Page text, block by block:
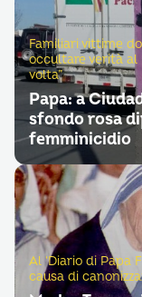
Familiari vittime
occultare verità al
volta”
Papa: a
sfondo rosa
femminicidio
Al ‘Diario di Papa
causa di